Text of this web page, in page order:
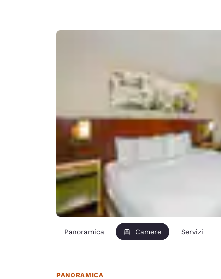
Spain
Ireland
English
United
English
Panoramica Camere Servizi
PANORAMICA